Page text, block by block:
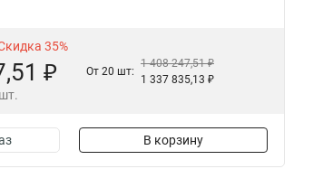
35%
₽ От 20 шт:
1 408 247,51 ₽
1 337 835,13 ₽
В корзину